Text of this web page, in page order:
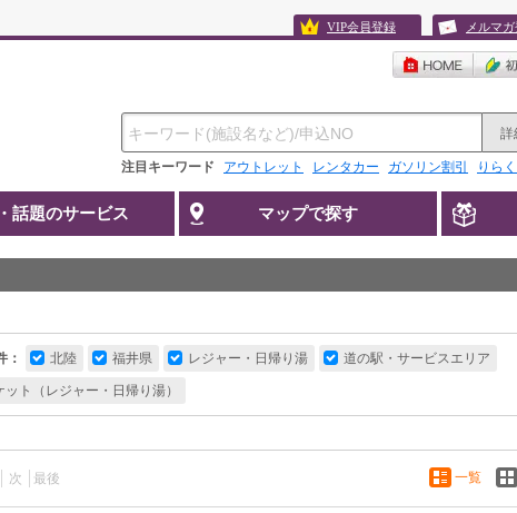
VIP会員登録 メルマ
詳
注目キーワード アウトレット レンタカー ガソリン割引 りら
話題のサービス マップで探す
： 北陸 福井県 レジャー・日帰り湯 道の駅・サービスエリア
ット（レジャー・日帰り湯）
次 最後 一覧